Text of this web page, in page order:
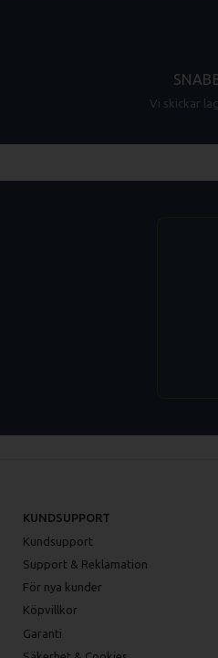
Vi skickar
KUNDSUPPORT
Kundsupport
Support & Reklamation
För nya kunder
Köpvillkor
Garanti